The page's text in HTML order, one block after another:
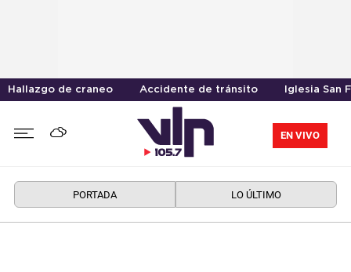
Hallazgo de craneo Accidente de tránsito Iglesia San
EN VIVO
PORTADA LO ÚLTIMO